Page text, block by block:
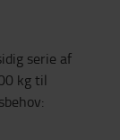
serie af
kg til